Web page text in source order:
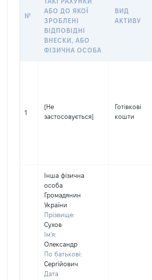
№
АБО ДО ЯКОЇ
ЗРОБЛЕНІ
ВІДПОВІДНІ
ВНЕСКИ, АБО
ФІЗИЧНА ОСОБА
ВИД
АКТИВУ
1
[Не
застосовується]
Готівкові
кошти
Інша фізична
особа
Громадянин
України
Прізвище:
Сухов
Ім'я:
Олександр
По батькові:
Сергійович
Дата